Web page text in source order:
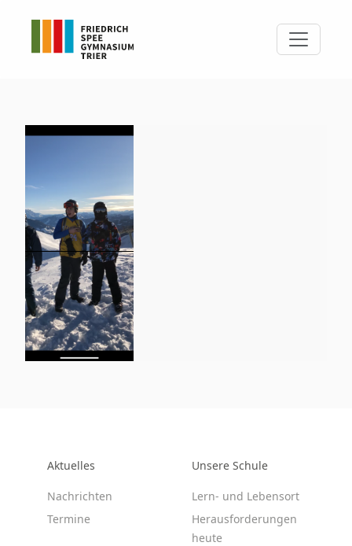
Aktuelles
Nachrichten
Termine
Unsere Schule
Lern- und Lebensort
Herausforderungen
heute